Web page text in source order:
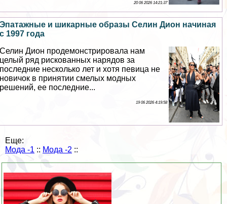
20 06 2026 14:21:37
Эпатажные и шикарные образы Селин Дион начиная
с 1997 года
Селин Дион продемонстрировала нам
целый ряд рискованных нарядов за
последние несколько лет и хотя певица не
новичок в принятии смелых модных
решений, ее последние...
19 06 2026 4:19:58
Еще:
Мода -1 :: Мода -2 ::